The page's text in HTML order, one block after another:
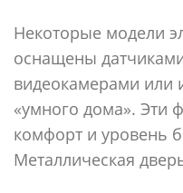
Некоторые модели
оснащены
видеокамерами или
«умного дома». Эти
комфорт и уровень
Металлическая